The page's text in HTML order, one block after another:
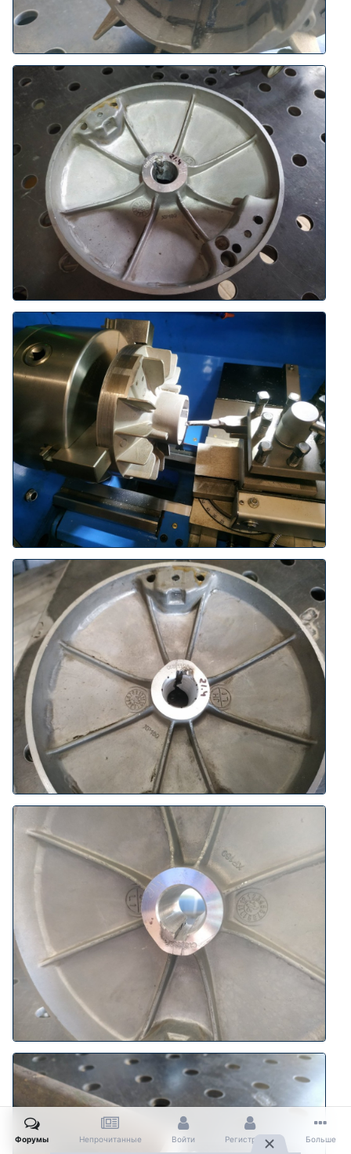
Форумы Непрочитанные Войти Регистрация Больше